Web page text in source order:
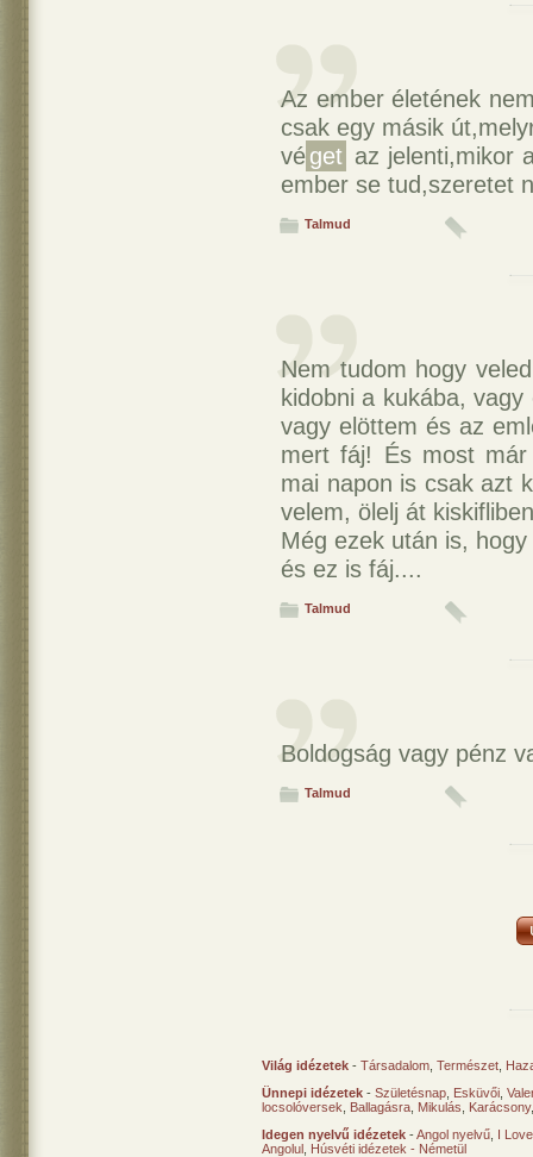
Az ember életének
csak egy másik
véget az jelenti,mikor
ember se tud,szeretet
Talmud
Nem tudom hogy
kidobni a kukába,
vagy elöttem és az
mert fáj! És most
mai napon is csak azt
velem, ölelj át
Még ezek után is,
és ez is fáj....
Talmud
Boldogság vagy pénz
Talmud
Világ idézetek - Társadalom Természet
Ünnepi idézetek - Születésnap Esküvői
locsolóversek
Ballagásra Mikulás Karácsony
Idegen nyelvű idézetek -Angol nyelvű I
Angolul Húsvéti idézetek - Németül